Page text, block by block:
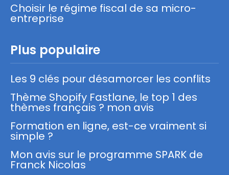
Choisir le régime fiscal de sa micro-
entreprise
Plus populaire
Les 9 clés pour désamorcer les conflits
Thème Shopify Fastlane, le top 1 des
thèmes français ? mon avis
Formation en ligne, est-ce vraiment si
simple ?
Mon avis sur le programme SPARK de
Franck Nicolas